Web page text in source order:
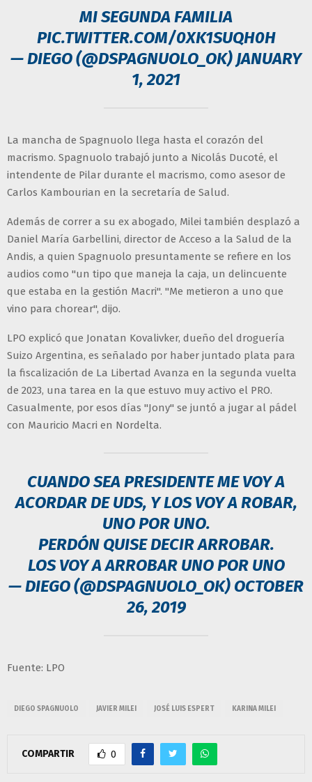
MI SEGUNDA FAMILIA
PIC.TWITTER.COM/0XK1SUQH0H
— DIEGO (@DSPAGNUOLO_OK) JANUARY
1, 2021
La mancha de Spagnuolo llega hasta el corazón del
macrismo. Spagnuolo trabajó junto a Nicolás Ducoté, el
intendente de Pilar durante el macrismo, como asesor de
Carlos Kambourian en la secretaría de Salud.
Además de correr a su ex abogado, Milei también desplazó a
Daniel María Garbellini, director de Acceso a la Salud de la
Andis, a quien Spagnuolo presuntamente se refiere en los
audios como "un tipo que maneja la caja, un delincuente
que estaba en la gestión Macri". "Me metieron a uno que
vino para chorear", dijo.
LPO explicó que Jonatan Kovalivker, dueño del droguería
Suizo Argentina, es señalado por haber juntado plata para
la fiscalización de La Libertad Avanza en la segunda vuelta
de 2023, una tarea en la que estuvo muy activo el PRO.
Casualmente, por esos días "Jony" se juntó a jugar al pádel
con Mauricio Macri en Nordelta.
CUANDO SEA PRESIDENTE ME VOY A
ACORDAR DE UDS, Y LOS VOY A ROBAR,
UNO POR UNO.
PERDÓN QUISE DECIR ARROBAR.
LOS VOY A ARROBAR UNO POR UNO
— DIEGO (@DSPAGNUOLO_OK) OCTOBER
26, 2019
Fuente: LPO
DIEGO SPAGNUOLO JAVIER MILEI JOSÉ LUIS ESPERT KARINA MILEI
COMPARTIR 0